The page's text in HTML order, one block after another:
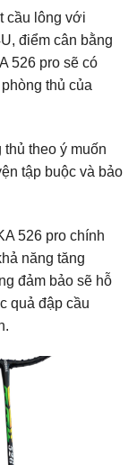
cầu lông với
điểm cân bằng
526 pro sẽ có
thủ của
theo ý muốn
tập buộc và bảo
526 pro chính
năng tăng
đảm bảo sẽ hỗ
quả đập cầu